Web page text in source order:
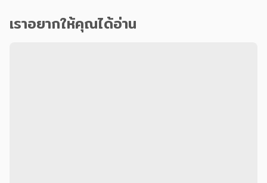
เราอยากให้คุณได้อ่าน